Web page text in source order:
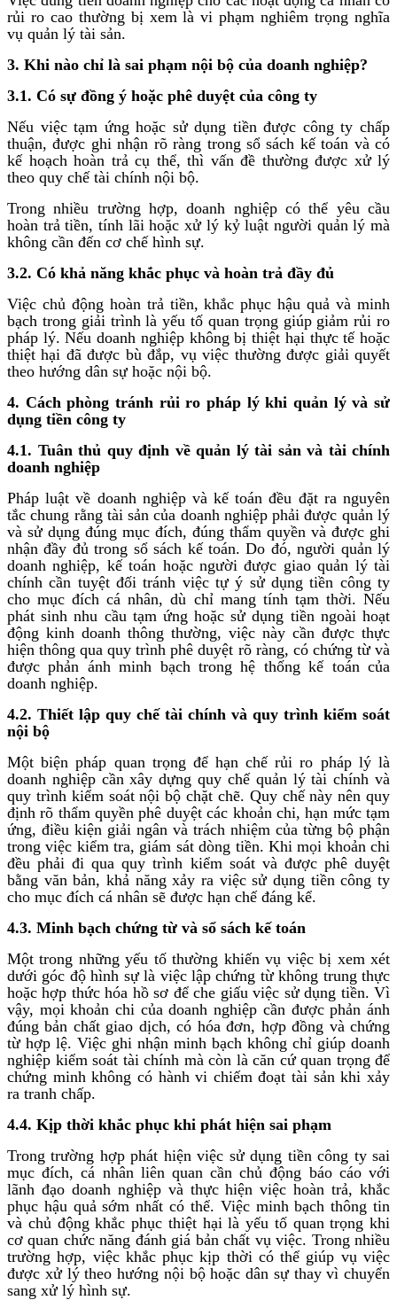
rủi ro cao thường bị xem là vi phạm nghiêm trọng nghĩa
vụ quản lý tài sản.
3. Khi nào chỉ là sai phạm nội bộ của doanh nghiệp?
3.1. Có sự đồng ý hoặc phê duyệt của công ty
Nếu việc tạm ứng hoặc sử dụng tiền được công ty chấp
thuận, được ghi nhận rõ ràng trong sổ sách kế toán và có
kế hoạch hoàn trả cụ thể, thì vấn đề thường được xử lý
theo quy chế tài chính nội bộ.
Trong nhiều trường hợp, doanh nghiệp có thể yêu cầu
hoàn trả tiền, tính lãi hoặc xử lý kỷ luật người quản lý mà
không cần đến cơ chế hình sự.
3.2. Có khả năng khắc phục và hoàn trả đầy đủ
Việc chủ động hoàn trả tiền, khắc phục hậu quả và minh
bạch trong giải trình là yếu tố quan trọng giúp giảm rủi ro
pháp lý. Nếu doanh nghiệp không bị thiệt hại thực tế hoặc
thiệt hại đã được bù đắp, vụ việc thường được giải quyết
theo hướng dân sự hoặc nội bộ.
4. Cách phòng tránh rủi ro pháp lý khi quản lý và sử
dụng tiền công ty
4.1. Tuân thủ quy định về quản lý tài sản và tài chính
doanh nghiệp
Pháp luật về doanh nghiệp và kế toán đều đặt ra nguyên
tắc chung rằng tài sản của doanh nghiệp phải được quản lý
và sử dụng đúng mục đích, đúng thẩm quyền và được ghi
nhận đầy đủ trong sổ sách kế toán. Do đó, người quản lý
doanh nghiệp, kế toán hoặc người được giao quản lý tài
chính cần tuyệt đối tránh việc tự ý sử dụng tiền công ty
cho mục đích cá nhân, dù chỉ mang tính tạm thời. Nếu
phát sinh nhu cầu tạm ứng hoặc sử dụng tiền ngoài hoạt
động kinh doanh thông thường, việc này cần được thực
hiện thông qua quy trình phê duyệt rõ ràng, có chứng từ và
được phản ánh minh bạch trong hệ thống kế toán của
doanh nghiệp.
4.2. Thiết lập quy chế tài chính và quy trình kiểm soát
nội bộ
Một biện pháp quan trọng để hạn chế rủi ro pháp lý là
doanh nghiệp cần xây dựng quy chế quản lý tài chính và
quy trình kiểm soát nội bộ chặt chẽ. Quy chế này nên quy
định rõ thẩm quyền phê duyệt các khoản chi, hạn mức tạm
ứng, điều kiện giải ngân và trách nhiệm của từng bộ phận
trong việc kiểm tra, giám sát dòng tiền. Khi mọi khoản chi
đều phải đi qua quy trình kiểm soát và được phê duyệt
bằng văn bản, khả năng xảy ra việc sử dụng tiền công ty
cho mục đích cá nhân sẽ được hạn chế đáng kể.
4.3. Minh bạch chứng từ và sổ sách kế toán
Một trong những yếu tố thường khiến vụ việc bị xem xét
dưới góc độ hình sự là việc lập chứng từ không trung thực
hoặc hợp thức hóa hồ sơ để che giấu việc sử dụng tiền. Vì
vậy, mọi khoản chi của doanh nghiệp cần được phản ánh
đúng bản chất giao dịch, có hóa đơn, hợp đồng và chứng
từ hợp lệ. Việc ghi nhận minh bạch không chỉ giúp doanh
nghiệp kiểm soát tài chính mà còn là căn cứ quan trọng để
chứng minh không có hành vi chiếm đoạt tài sản khi xảy
ra tranh chấp.
4.4. Kịp thời khắc phục khi phát hiện sai phạm
Trong trường hợp phát hiện việc sử dụng tiền công ty sai
mục đích, cá nhân liên quan cần chủ động báo cáo với
lãnh đạo doanh nghiệp và thực hiện việc hoàn trả, khắc
phục hậu quả sớm nhất có thể. Việc minh bạch thông tin
và chủ động khắc phục thiệt hại là yếu tố quan trọng khi
cơ quan chức năng đánh giá bản chất vụ việc. Trong nhiều
trường hợp, việc khắc phục kịp thời có thể giúp vụ việc
được xử lý theo hướng nội bộ hoặc dân sự thay vì chuyển
sang xử lý hình sự.